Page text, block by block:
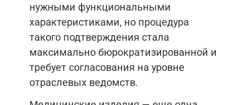
нужными функциональными
характеристиками, но процедура
такого подтверждения стала
максимально бюрократизированной и
требует согласования на уровне
отраслевых ведомств.